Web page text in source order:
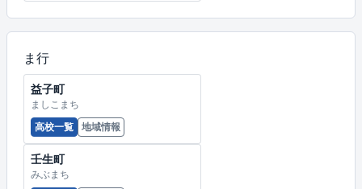
ま行
益子町
ましこまち
高校一覧
地域情報
壬生町
みぶまち